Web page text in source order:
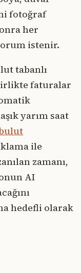
fotoğraf
her
istenir.
tabanlı
faturalar
yarım saat
ile
zamanı,
AI
hedefli olarak